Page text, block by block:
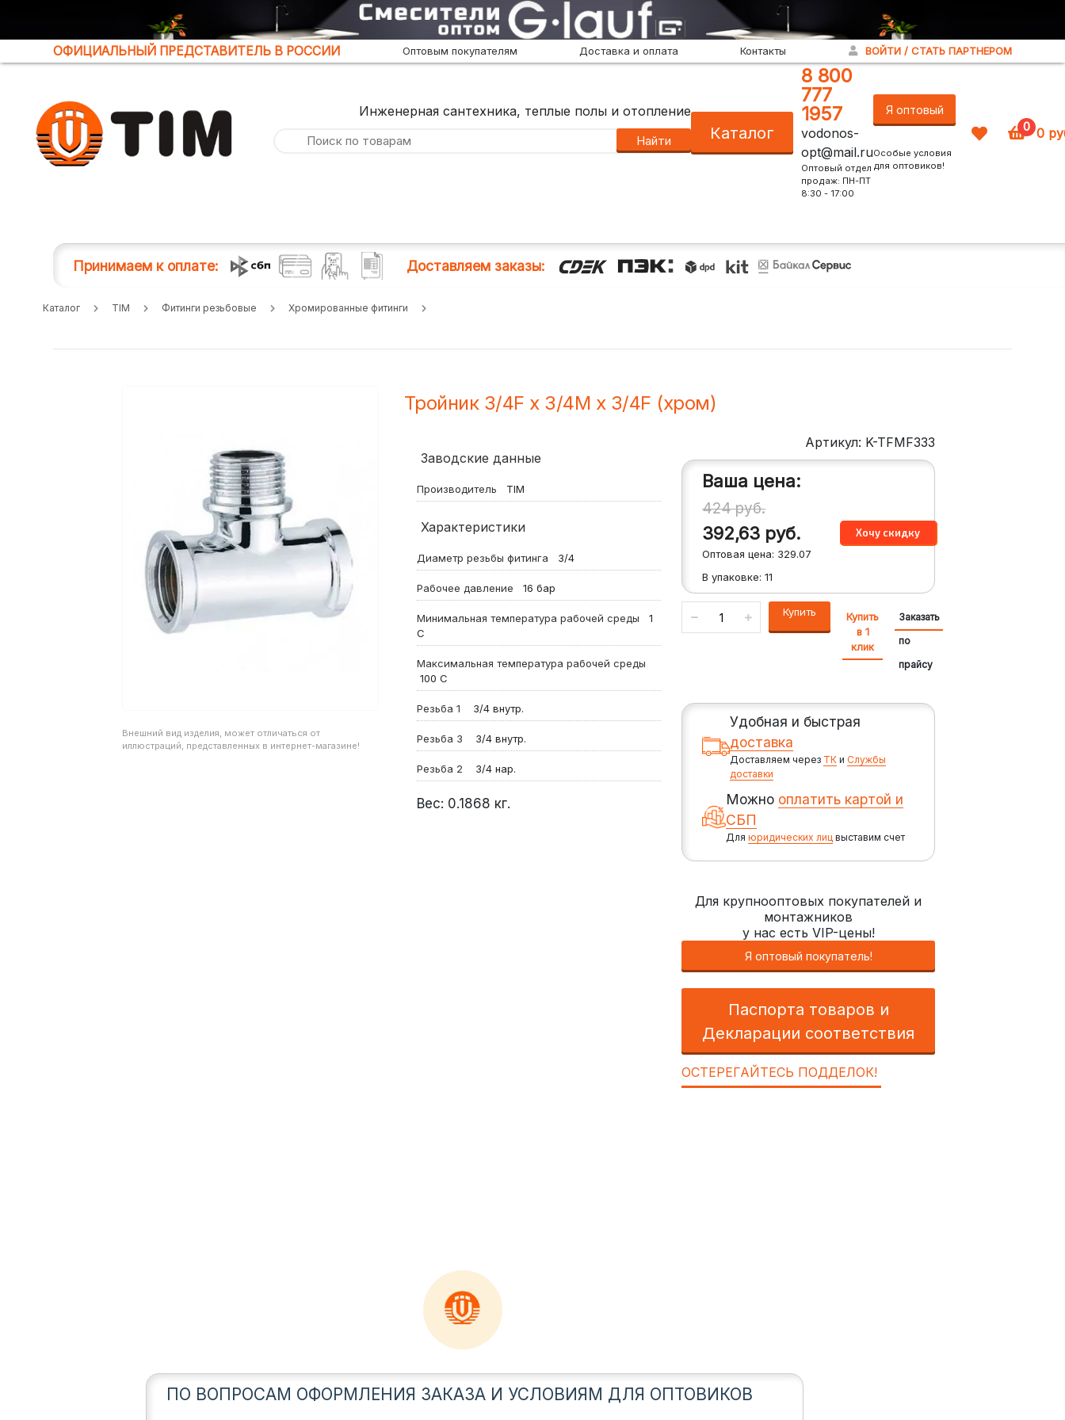
ОФИЦИАЛЬНЫЙ ПРЕДСТАВИТЕЛЬ В РОССИИ Оптовым покупателям Доставка и оплата Контакты ВОЙТИ / СТАТЬ ПАРТНЕРОМ
Инженерная сантехника, теплые полы и отопление
Найти Каталог
8 800
777
1957
vodonos-
opt@mail.ru
Оптовый отдел
продаж: ПН-ПТ
8:30 - 17:00
Я оптовый
Особые условия
для оптовиков!
0 0
Принимаем к оплате: Доставляем заказы:
Каталог TIM Фитинги резьбовые Хромированные фитинги
Внешний вид изделия, может отличаться от
иллюстраций, представленных в интернет-магазине!
Тройник 3/4F x 3/4M x 3/4F (хром)
Заводские данные
Производитель TIM
Характеристики
Диаметр резьбы фитинга 3/4
Рабочее давление 16 бар
Минимальная температура рабочей среды
1
С
Максимальная температура рабочей среды
100 С
Резьба 1 3/4 внутр.
Резьба 3 3/4 внутр.
Резьба 2 3/4 нар.
Вес: 0.1868 кг.
Артикул: K-TFMF333
Ваша цена:
424руб.
392,63 руб.
Оптовая цена: 329.07
В упаковке:11
Купить
Купить
в 1
клик
Заказать
по
прайсу
Удобная и быстрая
доставка
Доставляем через ТКи Службы
доставки
Можно оплатить картой и
СБП
Для юридических лицвыставим счет
Для крупнооптовых покупателей и
монтажников
у нас есть VIP-цены!
Я оптовый покупатель!
Паспорта товаров и
Декларации соответствия
ОСТЕРЕГАЙТЕСЬ ПОДДЕЛОК!
ПО ВОПРОСАМ ОФОРМЛЕНИЯ ЗАКАЗА И УСЛОВИЯМ ДЛЯ ОПТОВИКОВ